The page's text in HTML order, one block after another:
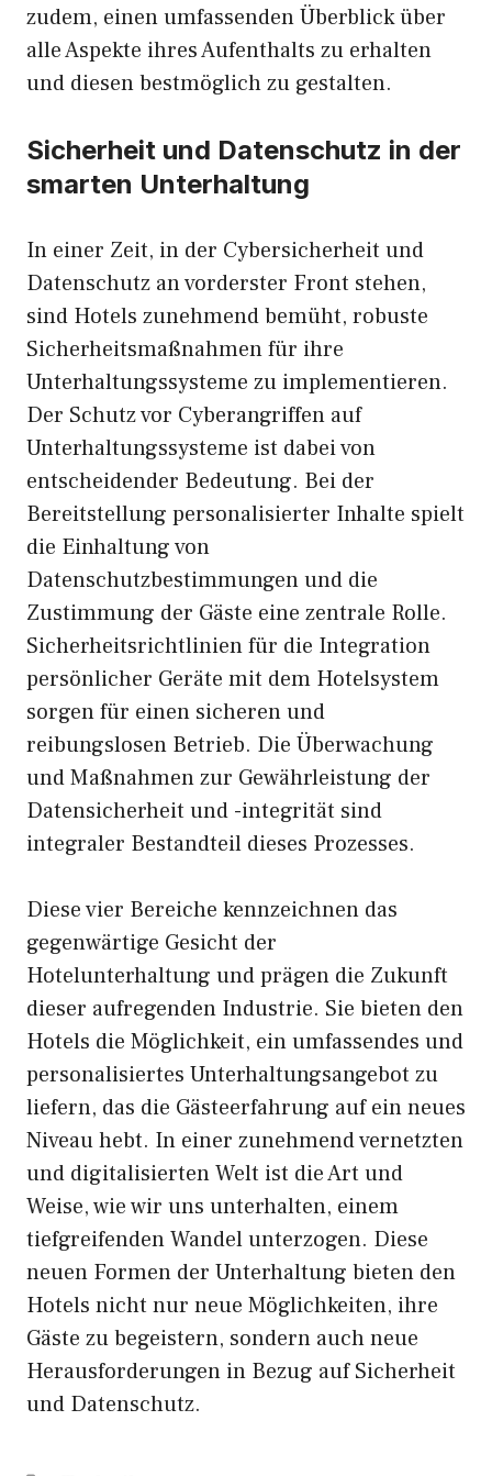
zudem, einen umfassenden Überblick über
alle Aspekte ihres Aufenthalts zu erhalten
und diesen bestmöglich zu gestalten.
Sicherheit und Datenschutz in der
smarten Unterhaltung
In einer Zeit, in der Cybersicherheit und
Datenschutz an vorderster Front stehen,
sind Hotels zunehmend bemüht, robuste
Sicherheitsmaßnahmen für ihre
Unterhaltungssysteme zu implementieren.
Der Schutz vor Cyberangriffen auf
Unterhaltungssysteme ist dabei von
entscheidender Bedeutung. Bei der
Bereitstellung personalisierter Inhalte spielt
die Einhaltung von
Datenschutzbestimmungen und die
Zustimmung der Gäste eine zentrale Rolle.
Sicherheitsrichtlinien für die Integration
persönlicher Geräte mit dem Hotelsystem
sorgen für einen sicheren und
reibungslosen Betrieb. Die Überwachung
und Maßnahmen zur Gewährleistung der
Datensicherheit und -integrität sind
integraler Bestandteil dieses Prozesses.
Diese vier Bereiche kennzeichnen das
gegenwärtige Gesicht der
Hotelunterhaltung und prägen die Zukunft
dieser aufregenden Industrie. Sie bieten den
Hotels die Möglichkeit, ein umfassendes und
personalisiertes Unterhaltungsangebot zu
liefern, das die Gästeerfahrung auf ein neues
Niveau hebt. In einer zunehmend vernetzten
und digitalisierten Welt ist die Art und
Weise, wie wir uns unterhalten, einem
tiefgreifenden Wandel unterzogen. Diese
neuen Formen der Unterhaltung bieten den
Hotels nicht nur neue Möglichkeiten, ihre
Gäste zu begeistern, sondern auch neue
Herausforderungen in Bezug auf Sicherheit
und Datenschutz.